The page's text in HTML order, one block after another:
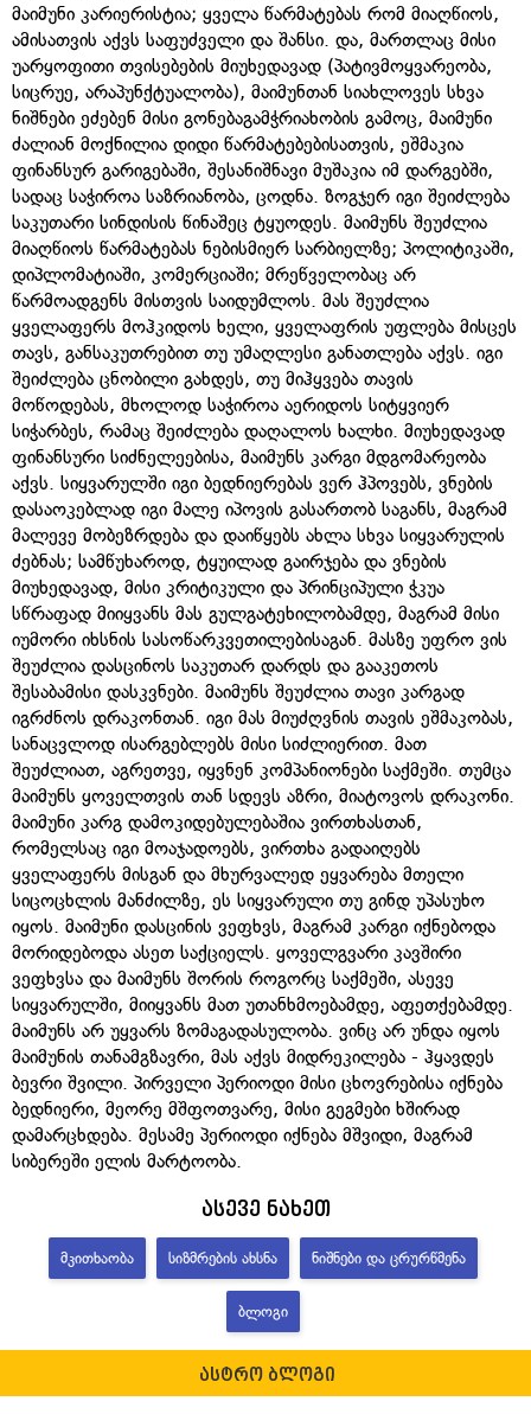
მაიმუნი კარიერისტია; ყველა წარმატებას რომ მიაღწიოს,
ამისათვის აქვს საფუძველი და შანსი. და, მართლაც მისი
უარყოფითი თვისებების მიუხედავად (პატივმოყვარეობა,
სიცრუე, არაპუნქტუალობა), მაიმუნთან სიახლოვეს სხვა
ნიშნები ეძებენ მისი გონებაგამჭრიახობის გამოც, მაიმუნი
ძალიან მოქნილია დიდი წარმატებებისათვის, ეშმაკია
ფინანსურ გარიგებაში, შესანიშნავი მუშაკია იმ დარგებში,
სადაც საჭიროა საზრიანობა, ცოდნა. ზოგჯერ იგი შეიძლება
საკუთარი სინდისის წინაშეც ტყუოდეს. მაიმუნს შეუძლია
მიაღწიოს წარმატებას ნებისმიერ სარბიელზე; პოლიტიკაში,
დიპლომატიაში, კომერციაში; მრეწველობაც არ
წარმოადგენს მისთვის საიდუმლოს. მას შეუძლია
ყველაფერს მოჰკიდოს ხელი, ყველაფრის უფლება მისცეს
თავს, განსაკუთრებით თუ უმაღლესი განათლება აქვს. იგი
შეიძლება ცნობილი გახდეს, თუ მიჰყვება თავის
მოწოდებას, მხოლოდ საჭიროა აერიდოს სიტყვიერ
სიჭარბეს, რამაც შეიძლება დაღალოს ხალხი. მიუხედავად
ფინანსური სიძნელეებისა, მაიმუნს კარგი მდგომარეობა
აქვს. სიყვარულში იგი ბედნიერებას ვერ ჰპოვებს, ვნების
დასაოკებლად იგი მალე იპოვის გასართობ საგანს, მაგრამ
მალევე მობეზრდება და დაიწყებს ახლა სხვა სიყვარულის
ძებნას; სამწუხაროდ, ტყუილად გაირჯება და ვნების
მიუხედავად, მისი კრიტიკული და პრინციპული ჭკუა
სწრაფად მიიყვანს მას გულგატეხილობამდე, მაგრამ მისი
იუმორი იხსნის სასოწარკვეთილებისაგან. მასზე უფრო ვის
შეუძლია დასცინოს საკუთარ დარდს და გააკეთოს
შესაბამისი დასკვნები. მაიმუნს შეუძლია თავი კარგად
იგრძნოს დრაკონთან. იგი მას მიუძღვნის თავის ეშმაკობას,
სანაცვლოდ ისარგებლებს მისი სიძლიერით. მათ
შეუძლიათ, აგრეთვე, იყვნენ კომპანიონები საქმეში. თუმცა
მაიმუნს ყოველთვის თან სდევს აზრი, მიატოვოს დრაკონი.
მაიმუნი კარგ დამოკიდებულებაშია ვირთხასთან,
რომელსაც იგი მოაჯადოებს, ვირთხა გადაიღებს
ყველაფერს მისგან და მხურვალედ ეყვარება მთელი
სიცოცხლის მანძილზე, ეს სიყვარული თუ გინდ უპასუხო
იყოს. მაიმუნი დასცინის ვეფხვს, მაგრამ კარგი იქნებოდა
მორიდებოდა ასეთ საქციელს. ყოველგვარი კავშირი
ვეფხვსა და მაიმუნს შორის როგორც საქმეში, ასევე
სიყვარულში, მიიყვანს მათ უთანხმოებამდე, აფეთქებამდე.
მაიმუნს არ უყვარს ზომაგადასულობა. ვინც არ უნდა იყოს
მაიმუნის თანამგზავრი, მას აქვს მიდრეკილება - ჰყავდეს
ბევრი შვილი. პირველი პერიოდი მისი ცხოვრებისა იქნება
ბედნიერი, მეორე მშფოთვარე, მისი გეგმები ხშირად
დამარცხდება. მესამე პერიოდი იქნება მშვიდი, მაგრამ
სიბერეში ელის მარტოობა.
ასევე ნახეთ
ᲛᲙᲘᲗᲮᲐᲝᲑᲐ ᲡᲘᲖᲛᲠᲔᲑᲘᲡ ᲐᲮᲡᲜᲐ ᲜᲘᲨᲜᲔᲑᲘ ᲓᲐ ᲪᲠᲣᲠᲬᲛᲔᲜᲐ
ᲑᲚᲝᲒᲘ
ასტრო ბლოგი